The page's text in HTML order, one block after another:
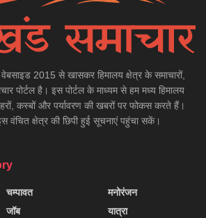
2015 से खासकर हिमालय क्षेत्र के समाचारों,
पोर्टल है। इस पोर्टल के माध्यम से हम मध्य हिमालय
कस्बों और पर्यावरण की खबरों पर फोकस करते हैं।
वंचित क्षेत्र की छिपी हुई सूचनाएं पहुंचा सकें।
चम्पावत
जॉब
मनोरंजन
यात्रा